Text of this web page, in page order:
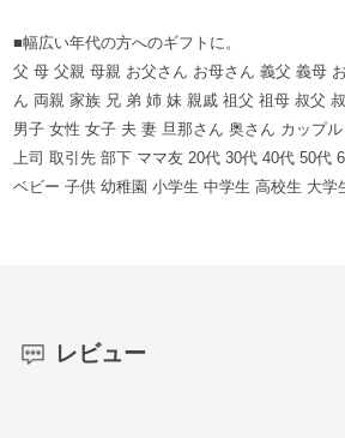
■幅広い年代の方へのギフトに。
父 母 父親 母親 お父さん お母さん 義父 義母
ん 両親 家族 兄 弟 姉 妹 親戚 祖父 祖母 叔父
男子 女性 女子 夫 妻 旦那さん 奥さん カップ
上司 取引先 部下 ママ友 20代 30代 40代 50
ベビー 子供 幼稚園 小学生 中学生 高校生 大学
レビュー